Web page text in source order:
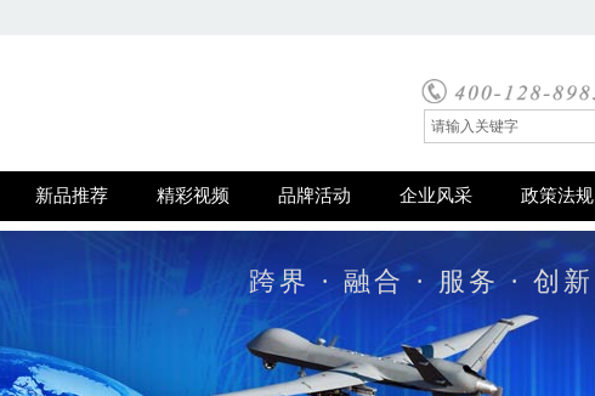
新品推荐 精彩视频 品牌活动 企业风采 政策法规
跨界 · 融合 · 服务 · 创新